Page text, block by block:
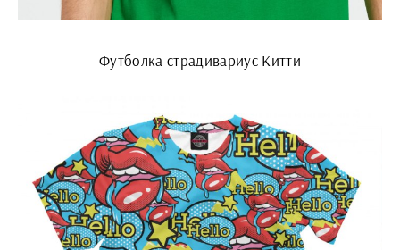
Футболка страдивариус Китти